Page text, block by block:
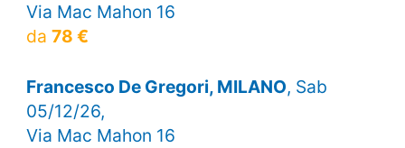
Via Mac Mahon 16
da 78 €
Francesco De Gregori, MILANO, Sab
05/12/26,
Via Mac Mahon 16